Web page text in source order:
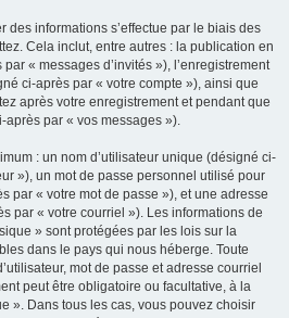
des informations s’effectue par le biais des
Cela inclut, entre autres : la publication en
« messages d’invités »), l’enregistrement
ci-après par « votre compte »), ainsi que
après votre enregistrement et pendant que
par « vos messages »).
: un nom d’utilisateur unique (désigné ci-
»), un mot de passe personnel utilisé pour
par « votre mot de passe »), et une adresse
par « votre courriel »). Les informations de
» sont protégées par les lois sur la
dans le pays qui nous héberge. Toute
mot de passe et adresse courriel
peut être obligatoire ou facultative, à la
». Dans tous les cas, vous pouvez choisir